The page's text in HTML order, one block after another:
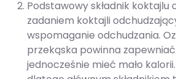
Podstawowy składnik koktajlu
zadaniem koktajli
wspomaganie odchudzania.
przekąska powinna
jednocześnie mieć mało kalorii.